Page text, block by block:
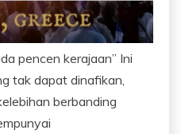
pencen kerajaan” Ini
tak dapat dinafikan,
berbanding